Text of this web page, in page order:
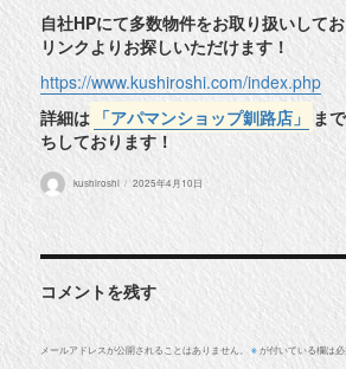
自社HPにて多数物件をお取り扱いして
リンクよりお探しいただけます！
https://www.kushiroshi.com/index.php
詳細は 「アパマンショップ釧路店」
ま
ちしております！
投
kushiroshi
投
2025年4月10日
コメントを残す
メールアドレスが公開されることはありません。 ※ が付いている欄は